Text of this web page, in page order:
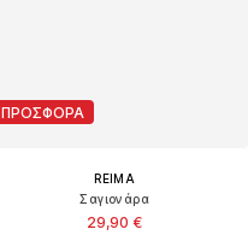
ΠΡΟΣΦΟΡΑ
REIMA
Σαγιονάρα
29,90 €